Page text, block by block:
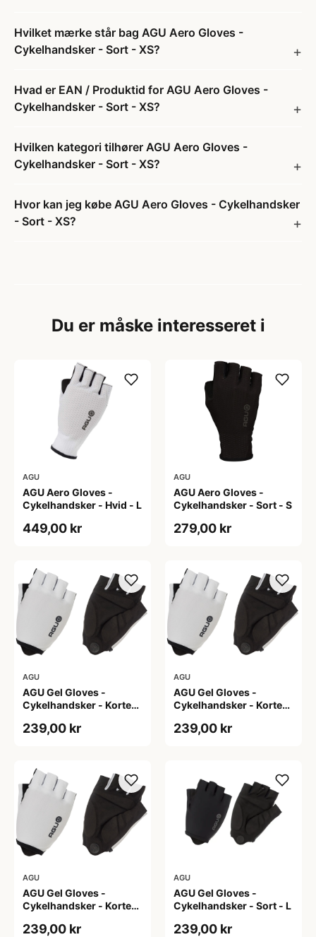
Hvilket mærke står bag AGU Aero Gloves -
Cykelhandsker - Sort - XS?
Hvad er EAN / Produktid for AGU Aero Gloves -
Cykelhandsker - Sort - XS?
Hvilken kategori tilhører AGU Aero Gloves -
Cykelhandsker - Sort - XS?
Hvor kan jeg købe AGU Aero Gloves - Cykelhandsker
- Sort - XS?
Du er måske interesseret i
AGU
AGU Aero Gloves -
Cykelhandsker - Hvid - L
449,00 kr
AGU
AGU Aero Gloves -
Cykelhandsker - Sort - S
279,00 kr
AGU
AGU Gel Gloves -
Cykelhandsker - Korte
239,00 kr
AGU
AGU Gel Gloves -
Cykelhandsker - Korte
239,00 kr
AGU
AGU Gel Gloves -
Cykelhandsker - Korte
239,00 kr
AGU
AGU Gel Gloves -
Cykelhandsker - Sort - L
239,00 kr